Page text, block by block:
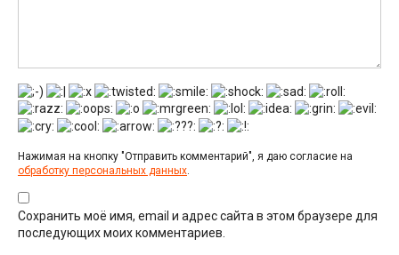
Нажимая на кнопку "Отправить комментарий", я даю согласие на
обработку персональных данных.
Сохранить моё имя, email и адрес сайта в этом браузере для
последующих моих комментариев.